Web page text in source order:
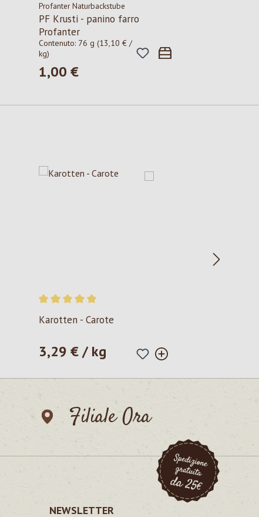
Profanter Naturbackstube
PF Krusti - panino farro
Profanter
Contenuto: 76 g (13,10 € /
kg)
Prezzo normale:
1,00 €
Valutazione media di 5 su 5 stelle
Karotten - Carote
Prezzo normale:
3,29 € / kg
Filiale Ora
NEWSLETTER